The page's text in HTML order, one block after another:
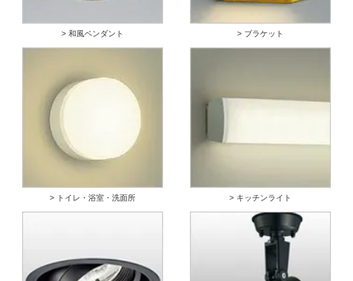
> 和風ペンダント > ブラケット
> トイレ・浴室・洗面所 > キッチンライト